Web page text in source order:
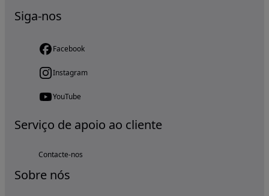
Siga-nos
Facebook
Instagram
YouTube
Serviço de apoio ao cliente
Contacte-nos
Sobre nós